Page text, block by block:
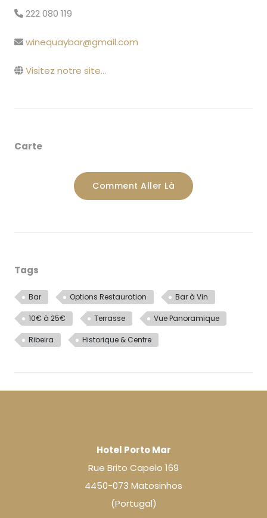
222 080 119
winequaybar@gmail.com
Visitez notre site...
Carte
Comment Aller Là
Tags
Bar Options Restauration Bar à Vin
10€ à 25€ Terrasse Vue Panoramique
Ribeira Historique & Centre
Hotel Porto Mar
Rue Brito Capelo 169
4450-073 Matosinhos
(Portugal)